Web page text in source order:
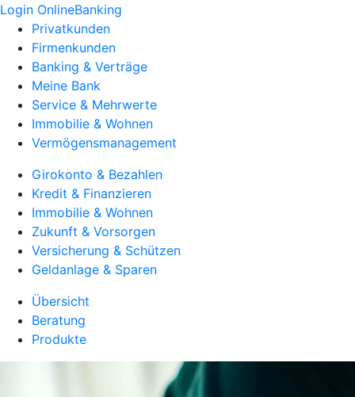
Login OnlineBanking
Privatkunden
Firmenkunden
Banking & Verträge
Meine Bank
Service & Mehrwerte
Immobilie & Wohnen
Vermögensmanagement
Girokonto & Bezahlen
Kredit & Finanzieren
Immobilie & Wohnen
Zukunft & Vorsorgen
Versicherung & Schützen
Geldanlage & Sparen
Übersicht
Beratung
Produkte